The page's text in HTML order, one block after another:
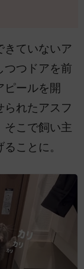
きていないア
つつドアを前
ピールを開
られたアスフ
そこで飼い主
ことに。